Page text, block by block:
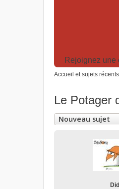
Rejoignez
Accueil et sujets récents
Le Potager
Nouveau sujet